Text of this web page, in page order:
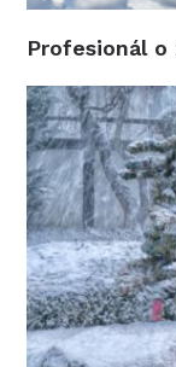
Profesionál o